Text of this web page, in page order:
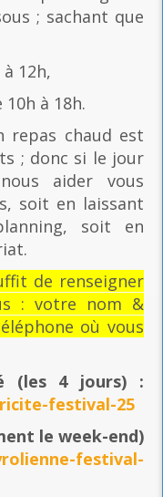
; sachant que
12h,
à 18h.
repas chaud est
; donc si le jour
aider vous
soit en laissant
soit en
de renseigner
: votre nom &
où vous
(les 4 jours) :
festival-25
le week-end)
festival-